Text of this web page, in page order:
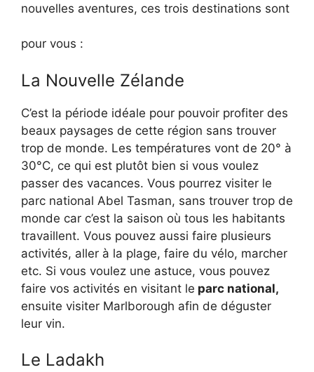
nouvelles aventures, ces trois destinations sont
pour vous :
La Nouvelle Zélande
C’est la période idéale pour pouvoir profiter des
beaux paysages de cette région sans trouver
trop de monde. Les températures vont de 20° à
30°C, ce qui est plutôt bien si vous voulez
passer des vacances. Vous pourrez visiter le
parc national Abel Tasman, sans trouver trop de
monde car c’est la saison où tous les habitants
travaillent. Vous pouvez aussi faire plusieurs
activités, aller à la plage, faire du vélo, marcher
etc. Si vous voulez une astuce, vous pouvez
faire vos activités en visitant le parc national,
ensuite visiter Marlborough afin de déguster
leur vin.
Le Ladakh